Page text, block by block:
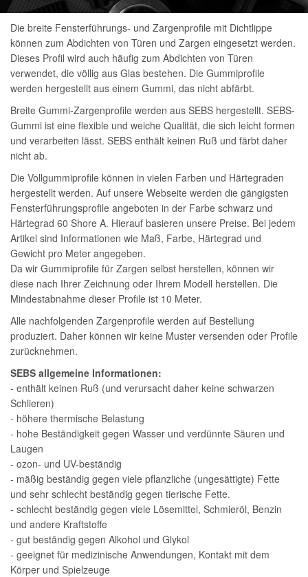
Die breite Fensterführungs- und Zargenprofile mit Dichtlippe
können zum Abdichten von Türen und Zargen eingesetzt werden.
Dieses Profil wird auch häufig zum Abdichten von Türen
verwendet, die völlig aus Glas bestehen. Die Gummiprofile
werden hergestellt aus einem Gummi, das nicht abfärbt.
Breite Gummi-Zargenprofile werden aus SEBS hergestellt. SEBS-
Gummi ist eine flexible und weiche Qualität, die sich leicht formen
und verarbeiten lässt. SEBS enthält keinen Ruß und färbt daher
nicht ab.
Die Vollgummiprofile können in vielen Farben und Härtegraden
hergestellt werden. Auf unsere Webseite werden die gängigsten
Fensterführungsprofile angeboten in der Farbe schwarz und
Härtegrad 60 Shore A. Hierauf basieren unsere Preise. Bei jedem
Artikel sind Informationen wie Maß, Farbe, Härtegrad und
Gewicht pro Meter angegeben.
Da wir Gummiprofile für Zargen selbst herstellen, können wir
diese nach Ihrer Zeichnung oder Ihrem Modell herstellen. Die
Mindestabnahme dieser Profile ist 10 Meter.
Alle nachfolgenden Zargenprofile werden auf Bestellung
produziert. Daher können wir keine Muster versenden oder Profile
zurücknehmen.
SEBS allgemeine Informationen:
- enthält keinen Ruß (und verursacht daher keine schwarzen
Schlieren)
- höhere thermische Belastung
- hohe Beständigkeit gegen Wasser und verdünnte Säuren und
Laugen
- ozon- und UV-beständig
- mäßig beständig gegen viele pflanzliche (ungesättigte) Fette
und sehr schlecht beständig gegen tierische Fette.
- schlecht beständig gegen viele Lösemittel, Schmieröl, Benzin
und andere Kraftstoffe
- gut beständig gegen Alkohol und Glykol
- geeignet für medizinische Anwendungen, Kontakt mit dem
Körper und Spielzeuge